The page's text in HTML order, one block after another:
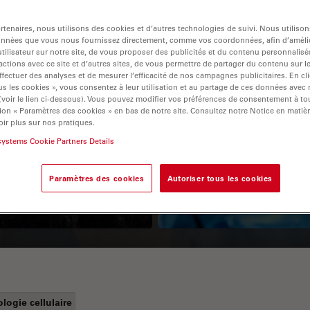
to OCT
cellulaire
nous utilisons des cookies et d’autres technologies de suivi. Nous
que vous nous fournissez directement, comme vos coordonnées, afin
sur notre site, de vous proposer des publicités et du contenu
avec ce site et d’autres sites, de vous permettre de partager du contenu sur
des analyses et de mesurer l’efficacité de nos campagnes publicitaires. En
les cookies », vous consentez à leur utilisation et au partage de ces données avec
le lien ci-dessous). Vous pouvez modifier vos préférences de consentement à
« Paramètres des cookies » en bas de notre site. Consultez notre Notice en
plus sur nos pratiques.
Cookie Partners Details
Paramètres des cookies Autoriser tous les cookies